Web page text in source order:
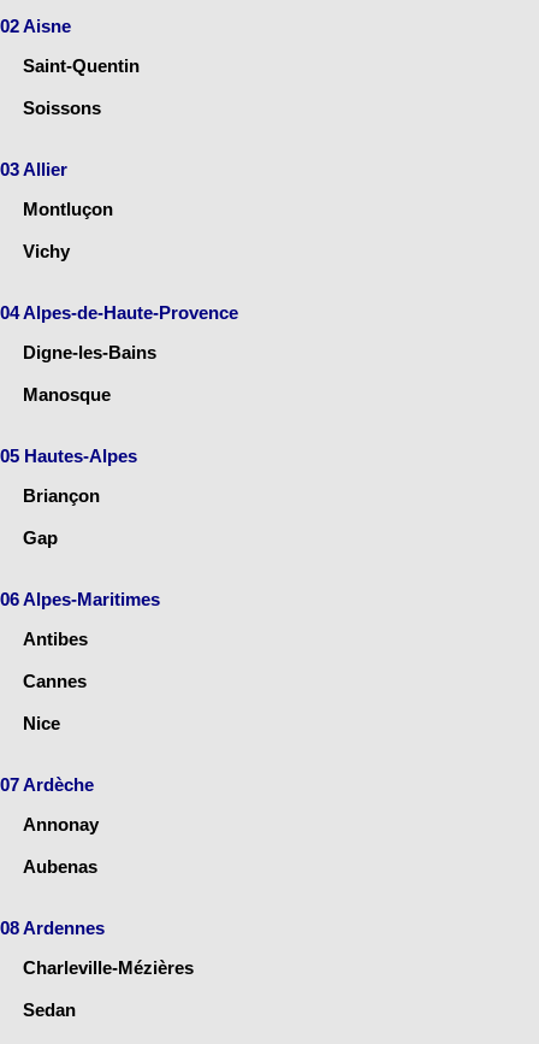
02 Aisne
Saint-Quentin
Soissons
03 Allier
Montluçon
Vichy
04 Alpes-de-Haute-Provence
Digne-les-Bains
Manosque
05 Hautes-Alpes
Briançon
Gap
06 Alpes-Maritimes
Antibes
Cannes
Nice
07 Ardèche
Annonay
Aubenas
08 Ardennes
Charleville-Mézières
Sedan